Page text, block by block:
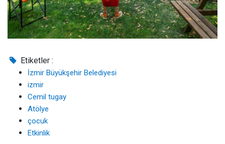
Etiketler :
İzmir Büyükşehir Belediyesi
izmir
Cemil tugay
Atölye
çocuk
Etkinlik